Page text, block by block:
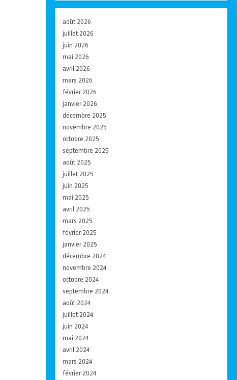
août 2026
juillet 2026
juin 2026
mai 2026
avril 2026
mars 2026
février 2026
janvier 2026
décembre 2025
novembre 2025
octobre 2025
septembre 2025
août 2025
juillet 2025
juin 2025
mai 2025
avril 2025
mars 2025
février 2025
janvier 2025
décembre 2024
novembre 2024
octobre 2024
septembre 2024
août 2024
juillet 2024
juin 2024
mai 2024
avril 2024
mars 2024
février 2024